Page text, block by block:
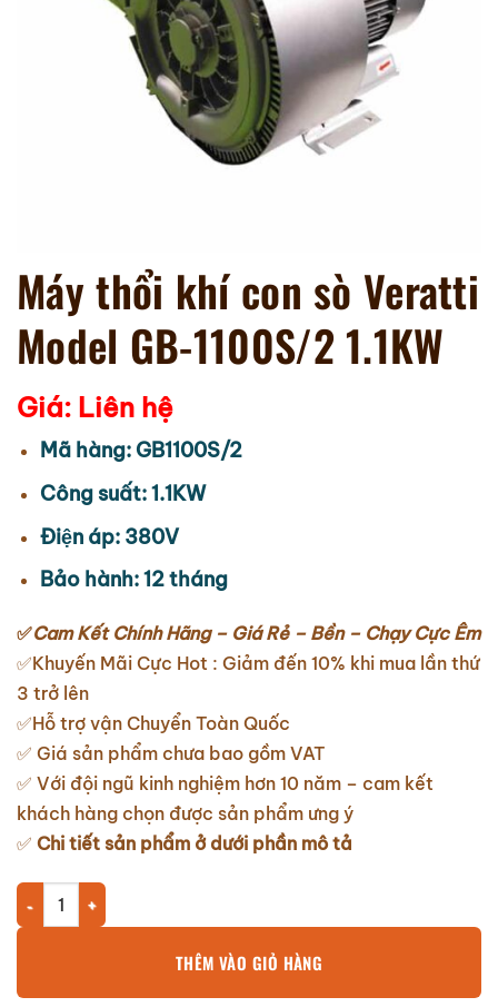
Máy thổi khí con sò Veratti
Model GB-1100S/2 1.1KW
Giá: Liên hệ
Mã hàng: GB1100S/2
Công suất: 1.1KW
Điện áp: 380V
Bảo hành: 12 tháng
✅Cam Kết Chính Hãng – Giá Rẻ – Bền – Chạy Cực Êm
✅Khuyến Mãi Cực Hot : Giảm đến 10% khi mua lần thứ
3 trở lên
✅Hỗ trợ vận Chuyển Toàn Quốc
✅ Giá sản phẩm chưa bao gồm VAT
✅ Với đội ngũ kinh nghiệm hơn 10 năm – cam kết
khách hàng chọn được sản phẩm ưng ý
✅ Chi tiết sản phẩm ở dưới phần mô tả
Máy thổi khí con sò Veratti Model GB-1100S/2 1.1KW số lượng
THÊM VÀO GIỎ HÀNG